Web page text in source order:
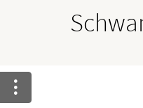
HOMÖOPATHIE